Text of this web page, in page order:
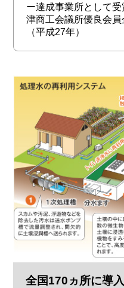
ー達成事業所として受
津商工会議所優良会員
（平成27年）
全国170ヵ所に導